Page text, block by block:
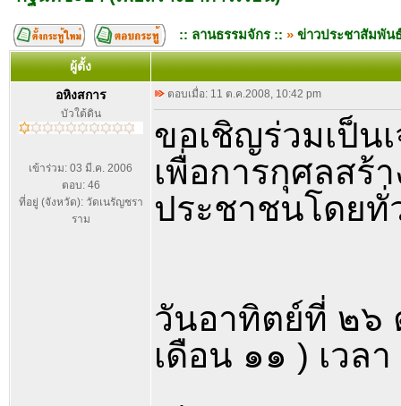
:: ลานธรรมจักร :: » ข่าวประชาสัมพัน
ผู้ตั้ง
อหิงสการ
บัวใต้ดิน
เข้าร่วม: 03 มี.ค. 2006
ตอบ: 46
ที่อยู่ (จังหวัด): วัดเนรัญชรา
ราม
ตอบเมื่อ: 11 ต.ค.2008, 10:42 pm
ขอเชิญร่วมเป็น
เพื่อการกุศลสร้
ประชาชนโดยทั่
วันอาทิตย์ที่ ๒๖
เดือน ๑๑ ) เวล